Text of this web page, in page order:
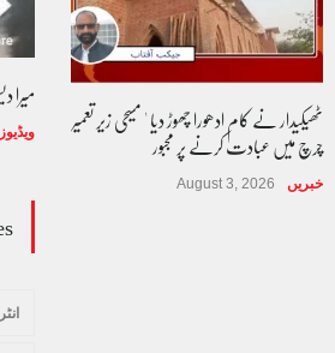
ٹھیکیدار نے کام ادھورا چھوڑ دیا ' مسیحی زیر تعمیر
چرچ میں عبادت کرنے پر مجبور
خبریں August 3, 2026
ویڈیوز